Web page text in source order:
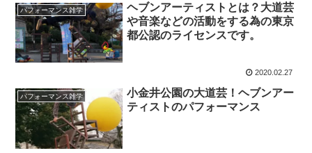
パフォーマンス雑学
ヘブンアーティストとは？大道芸
や音楽などの活動をする為の東京
都公認のライセンスです。
2020.02.27
パフォーマンス雑学
小金井公園の大道芸！ヘブンアー
ティストのパフォーマンス